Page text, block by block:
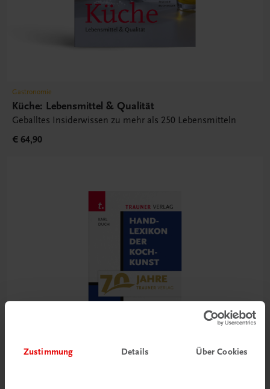
Zustimmung Details Über Cookies
Gastronomie
Küche: Lebensmittel & Qualität
Geballtes Insiderwissen zu mehr als 250 Lebensmitteln
€ 64,90